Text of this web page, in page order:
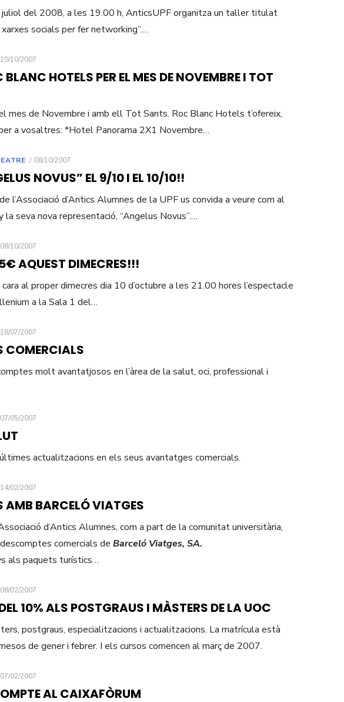
juliol del 2008, a les 19.00 h, AnticsUPF organitza un taller titulat
socials per fer networking”.…
POSTED
10/10/2007
BLANC HOTELS PER EL MES DE NOVEMBRE I TOT
mes de Novembre i amb ell Tot Sants. Roc Blanc Hotels t’ofereix,
a vosaltres: *Hotel Panorama 2X1 Novembre…
POSTED
08/10/2007
NOVUS” EL 9/10 I EL 10/10!!
l’Associació d’Antics Alumnes de la UPF us convida a veure com al
la seva nova representació, “Angelus Novus”.…
POSTED
08/10/2007
AQUEST DIMECRES!!!
al proper dimecres dia 10 d’octubre a les 21.00 hores l’espectacle
a la Sala 1 del…
POSTED
18/07/2007
COMERCIALS
molt avantatjosos en l’àrea de la salut, oci, professional i
POSTED
07/05/2007
actualitzacions en els seus avantatges comercials.
POSTED
14/02/2007
AMB BARCELÓ VIATGES
d’Antics Alumnes, com a part de la comunitat universitària,
comercials de Barceló Viatges, SA.
als paquets turístics…
POSTED
08/02/2007
10% ALS POSTGRAUS I MÀSTERS DE LA UOC
postgraus, especialitzacions i actualitzacions. La matrícula està
de gener i febrer. I els cursos comencen al març de 2007.
POSTED
07/02/2007
AL CAIXAFÒRUM